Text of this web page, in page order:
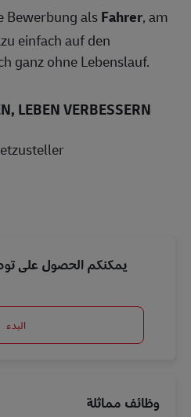
Bewerbung alsFahrer, am
einfach auf den
ganz ohne Lebenslauf.
LEBEN VERBESSERN
يمكنكم الحصول على
البدء
وظائف مماثلة